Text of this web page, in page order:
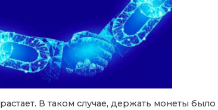
В таком случае, держать монеты